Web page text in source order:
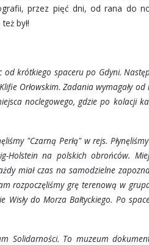
przez pięć dni, od rana do
był!
od krótkiego spaceru po Gdyni.
Orłowskim. Zadania wymagały od
noclegowego, gdzie po kolacji
"Czarną Perłą" w rejs.
Holstein na polskich obrońców.
miał czas na samodzielne
rozpoczęliśmy grę terenową w
do Morza Bałtyckiego. Po
Solidarności. To muzeum